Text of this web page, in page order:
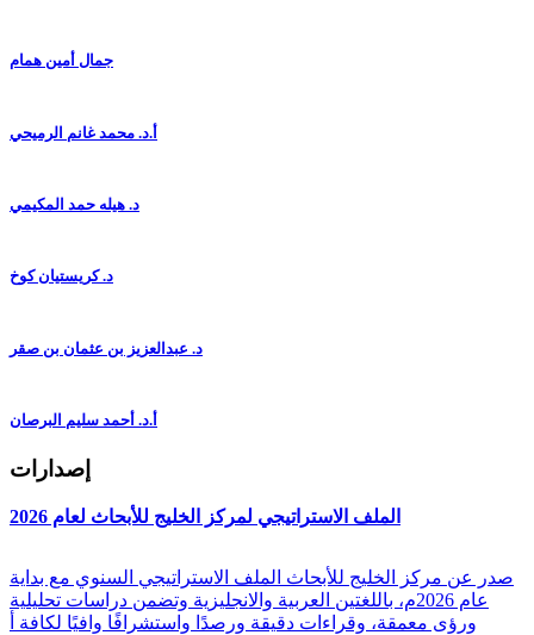
جمال أمين همام
أ.د. محمد غانم الرميحي
د. هيله حمد المكيمي
د. كريستيان كوخ
د. عبدالعزيز بن عثمان بن صقر
أ.د. أحمد سليم البرصان
إصدارات
الملف الاستراتيجي لمركز الخليج للأبحاث لعام 2026
صدر عن مركز الخليج للأبحاث الملف الاستراتيجي السنوي مع بداية
عام 2026م، باللغتين العربية والانجليزية وتضمن دراسات تحليلية
ورؤى معمقة، وقراءات دقيقة ورصدًا واستشرافًا وافيًا لكافة أ